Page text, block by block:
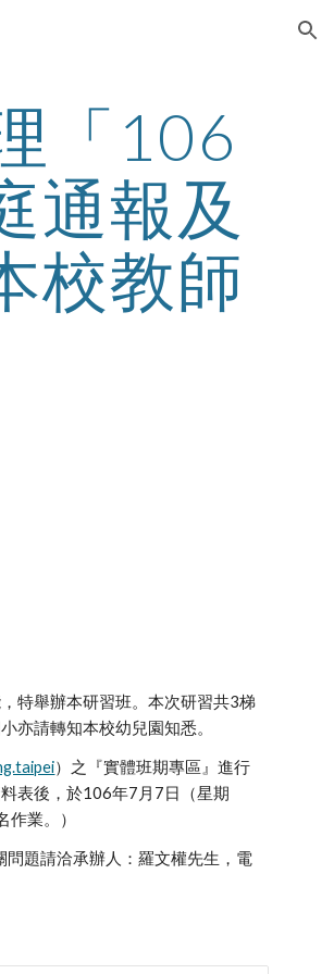
「106
通報及
校教師
特舉辦本研習班。本次研習共3梯
亦請轉知本校幼兒園知悉。
）之『實體班期專區』進行
表後，於106年7月7日（星期
業。）
題請洽承辦人：羅文權先生，電